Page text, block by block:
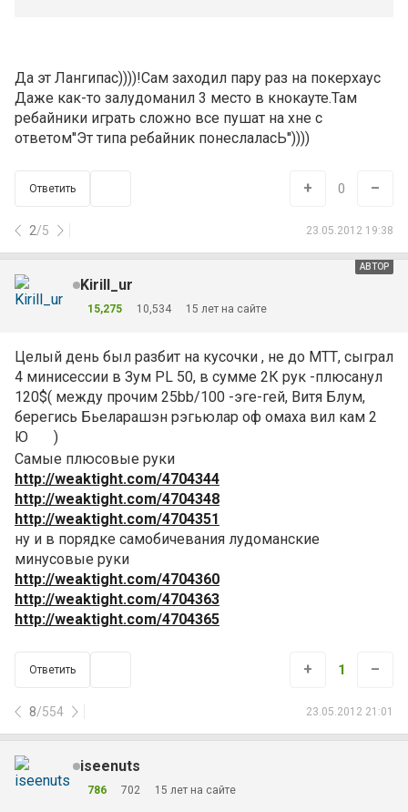
Да эт Лангипас))))!Сам заходил пару раз на покерхаус
Даже как-то залудоманил 3 место в кнокауте.Там
ребайники играть сложно все пушат на хне с
ответом''Эт типа ребайник понеслаласЬ''))))
Ответить
2/5 23.05.2012 19:38
+ 0 –
АВТОР
Kirill_ur
15,275 10,534 15 лет на сайте
Целый день был разбит на кусочки , не до МТТ, сыграл
4 минисессии в Зум PL 50, в сумме 2К рук -плюсанул
120$( между прочим 25bb/100 -эге-гей, Витя Блум,
берегись Бьеларашэн рэгьюлар оф омаха вил кам 2
Ю
)
Самые плюсовые руки
http://weaktight.com/4704344
http://weaktight.com/4704348
http://weaktight.com/4704351
ну и в порядке самобичевания лудоманские
минусовые руки
http://weaktight.com/4704360
http://weaktight.com/4704363
http://weaktight.com/4704365
Ответить
8/554 23.05.2012 21:01
+ 1 –
iseenuts
786 702 15 лет на сайте